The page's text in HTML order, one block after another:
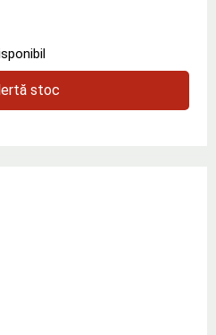
stoc